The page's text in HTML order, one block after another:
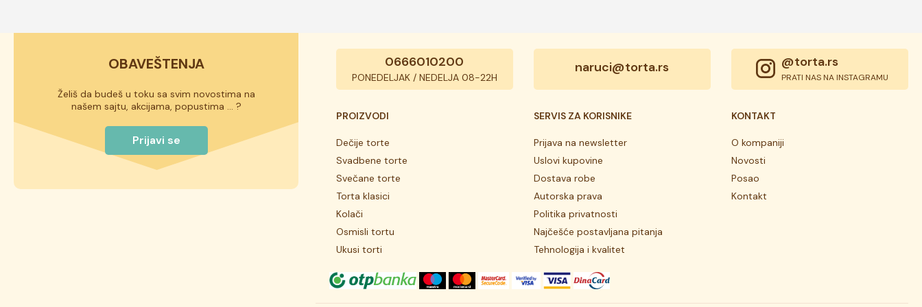
OBAVEŠTENJA
Želiš da budeš u toku sa svim novostima na
našem sajtu, akcijama, popustima ... ?
Prijavi se
0666010200
PONEDELJAK / NEDELJA 08-22H
naruci@torta.rs @torta.rs
PRATI NAS NA INSTAGRAMU
PROIZVODI
Dečije torte
Svadbene torte
Svečane torte
Torta klasici
Kolači
Osmisli tortu
Ukusi torti
SERVIS ZA KORISNIKE
Prijava na newsletter
Uslovi kupovine
Dostava robe
Autorska prava
Politika privatnosti
Najčešće postavljana pitanja
Tehnologija i kvalitet
KONTAKT
O kompaniji
Novosti
Posao
Kontakt